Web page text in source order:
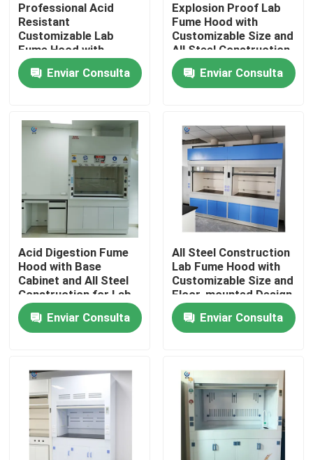
Inicio
Sobre nosotros
Visita a la fábrica
Control de Calidad
Contacto
Bancos de trabajo de laboratorio
Capilla del humo del laboratorio
Professional Acid
Resistant
Customizable Lab
Fume Hood with
Seven-inch LCD Touch
ScreenEnviar Consulta
Explosion Proof Lab
Fume Hood with
Customizable Size and
All Steel Construction
for Safe Chemical
HandlingEnviar Consulta
Acid Digestion Fume
Hood with Base
Cabinet and All Steel
Construction for Lab
Safety
Enviar Consulta
All Steel Construction
Lab Fume Hood with
Customizable Size and
Floor-mounted Design
for Chemical Labs
Enviar Consulta